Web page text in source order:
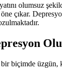
olumsuz
çıkar.
biçimde